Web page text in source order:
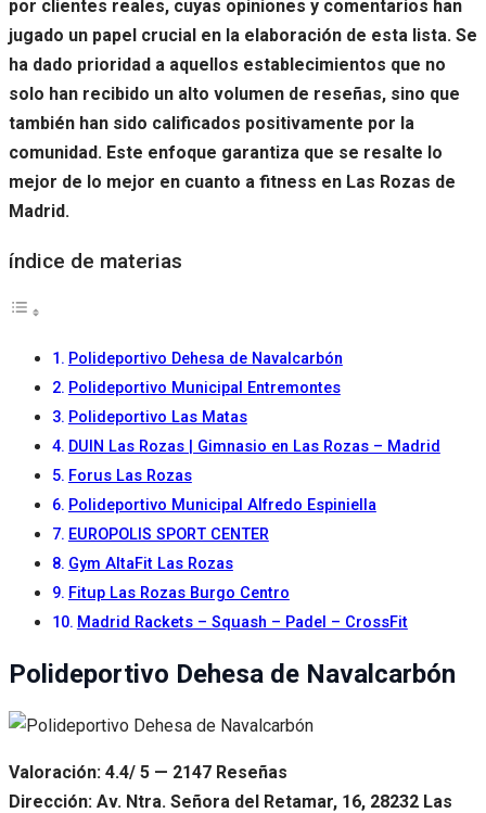
por clientes reales, cuyas opiniones y comentarios han
jugado un papel crucial en la elaboración de esta lista. Se
ha dado prioridad a aquellos establecimientos que no
solo han recibido un alto volumen de reseñas, sino que
también han sido calificados positivamente por la
comunidad. Este enfoque garantiza que se resalte lo
mejor de lo mejor en cuanto a fitness en Las Rozas de
Madrid.
índice de materias
Polideportivo Dehesa de Navalcarbón
Polideportivo Municipal Entremontes
Polideportivo Las Matas
DUIN Las Rozas | Gimnasio en Las Rozas – Madrid
Forus Las Rozas
Polideportivo Municipal Alfredo Espiniella
EUROPOLIS SPORT CENTER
Gym AltaFit Las Rozas
Fitup Las Rozas Burgo Centro
Madrid Rackets – Squash – Padel – CrossFit
Polideportivo Dehesa de Navalcarbón
Valoración: 4.4/ 5 — 2147 Reseñas
Dirección: Av. Ntra. Señora del Retamar, 16, 28232 Las